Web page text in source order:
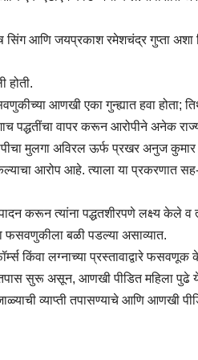
आणि जयप्रकाश रमेशचंद्र गुप्ता अशा
होती.
आणखी एका गुन्ह्यात हवा होता;
वापर करून आरोपीने अनेक
मुलगा अविरल ऊर्फ प्रखर अनुज कुमार
आरोप आहे. त्याला या प्रकरणात
करून त्यांना पद्धतशीरपणे लक्ष्य केले व
फसवणुकीला बळी पडल्या असाव्यात.
किंवा लग्नाच्या प्रस्तावाद्वारे
तपास सुरू असून, आणखी पीडित महिला पुढे
व्याप्ती तपासण्याचे आणि आणखी